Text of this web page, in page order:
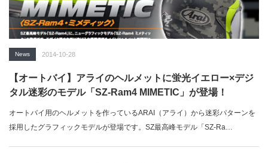
News 2014-10-28
【オートバイ】アライのヘルメットに蛍光イエロー×デジ
タル迷彩のモデル「SZ-Ram4 MIMETIC」が登場！
オートバイ用のヘルメットを作っているARAI（アライ）から迷彩パターンを
採用したグラフィックモデルが登場です。SZ最高峰モデル「SZ-Ra…